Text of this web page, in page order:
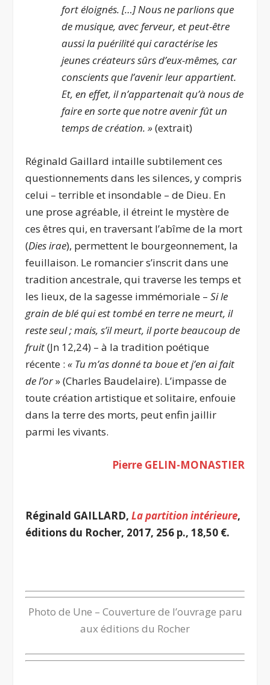
fort éloignés. […] Nous ne parlions que
de musique, avec ferveur, et peut-être
aussi la puérilité qui caractérise les
jeunes créateurs sûrs d’eux-mêmes, car
conscients que l’avenir leur appartient.
Et, en effet, il n’appartenait qu’à nous de
faire en sorte que notre avenir fût un
temps de création. »(extrait)
Réginald Gaillard intaille subtilement ces
questionnements dans les silences, y compris
celui – terrible et insondable – de Dieu. En
une prose agréable, il étreint le mystère de
ces êtres qui, en traversant l’abîme de la mort
(Dies irae), permettent le bourgeonnement, la
feuillaison. Le romancier s’inscrit dans une
tradition ancestrale, qui traverse les temps et
les lieux, de la sagesse immémoriale –Si le
grain de blé qui est tombé en terre ne meurt, il
reste seul ; mais, s’il meurt, il porte beaucoup de
fruit(Jn 12,24) – à la tradition poétique
récente :« Tu m’as donné ta boue et j’en ai fait
de l’or» (Charles Baudelaire). L’impasse de
toute création artistique et solitaire, enfouie
dans la terre des morts, peut enfin jaillir
parmi les vivants.
Pierre GELIN-MONASTIER
Réginald GAILLARD,La partition intérieure,
éditions du Rocher, 2017, 256 p., 18,50 €.
Photo de Une – Couverture de l’ouvrage paru
aux éditions du Rocher